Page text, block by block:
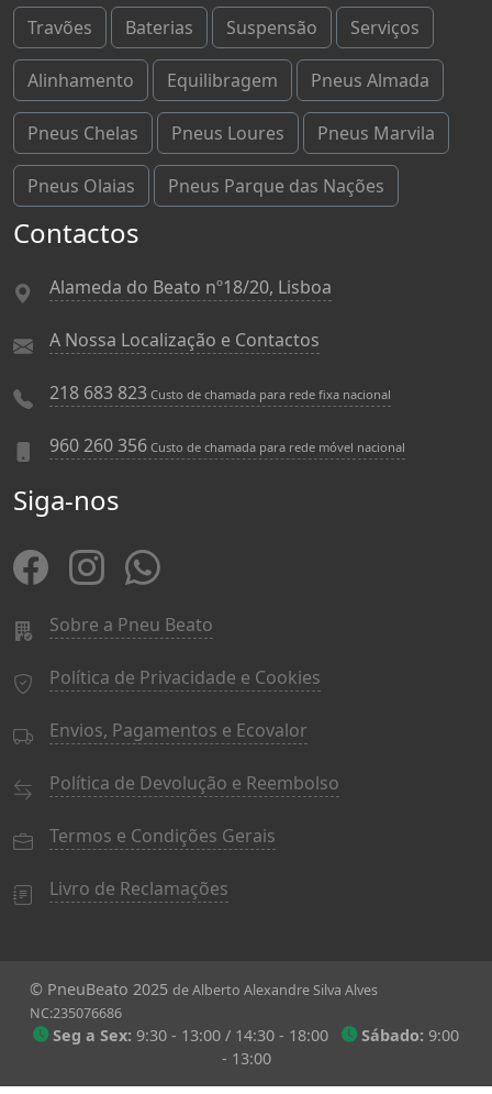
Travões Baterias Suspensão Serviços
Alinhamento Equilibragem Pneus Almada
Pneus Chelas Pneus Loures Pneus Marvila
Pneus Olaias Pneus Parque das Nações
Contactos
Alameda do Beato nº18/20, Lisboa
A Nossa Localização e Contactos
218 683 823 Custo de chamada para rede fixa nacional
960 260 356 Custo de chamada para rede móvel nacional
Siga-nos
Sobre a Pneu Beato
Política de Privacidade e Cookies
Envios, Pagamentos e Ecovalor
Política de Devolução e Reembolso
Termos e Condições Gerais
Livro de Reclamações
© PneuBeato 2025 de Alberto Alexandre Silva Alves
NC:235076686
Seg a Sex: 9:30 - 13:00 / 14:30 - 18:00 Sábado: 9:00
- 13:00